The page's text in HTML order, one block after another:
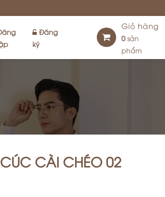
Đăng
ký
Giỏ hàng
0sản
phẩm
CÀI CHÉO 02